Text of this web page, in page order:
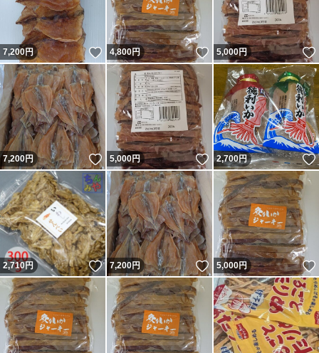
7,200円 いいね！
4,800円 いいね！
5,000円
7,200円 いいね！
5,000円 いいね！
2,700円
2,710円 いいね！
7,200円 いいね！
5,000円